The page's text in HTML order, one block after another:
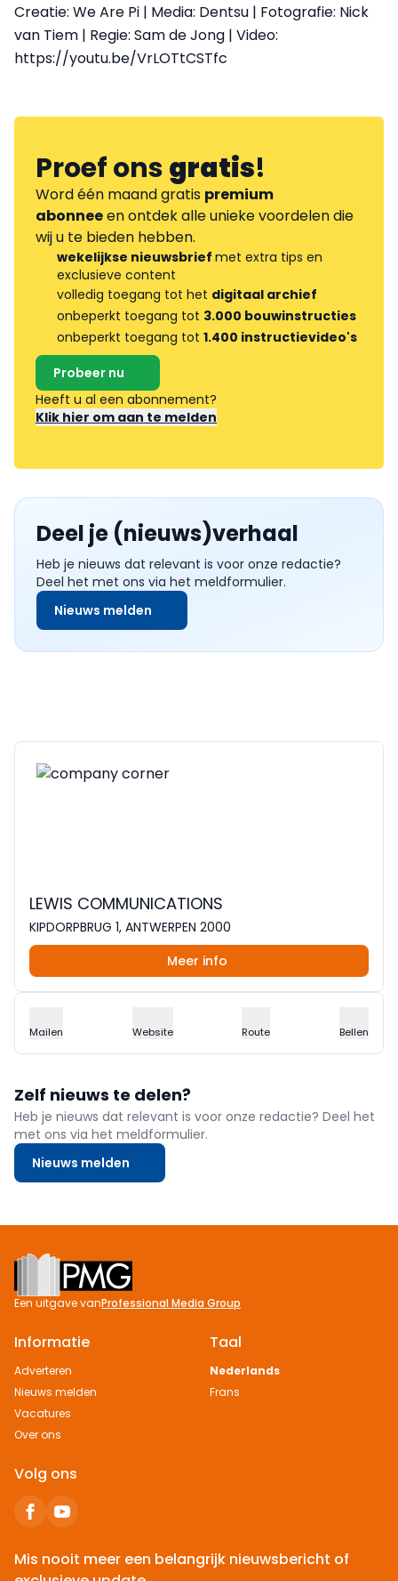
Creatie: We Are Pi | Media: Dentsu | Fotografie: Nick
van Tiem | Regie: Sam de Jong | Video:
https://youtu.be/VrLOTtCSTfc
Proef onsgratis!
Word één maand gratis premium
abonneeen ontdek alle unieke voordelen die
wij u te bieden hebben.
wekelijkse nieuwsbrief met extra tips en
exclusieve content
volledig toegang tot het digitaal archief
onbeperkt toegang tot 3.000 bouwinstructies
onbeperkt toegang tot 1.400 instructievideo's
Probeer nu
Heeft u al een abonnement?
Klik hier om aan te melden
Deel je (nieuws)verhaal
Heb je nieuws dat relevant is voor onze redactie?
Deel het met ons via het meldformulier.
Nieuws melden
LEWIS COMMUNICATIONS
KIPDORPBRUG 1, ANTWERPEN 2000
Meer info
Mailen Website Route Bellen
Zelf nieuws te delen?
Heb je nieuws dat relevant is voor onze redactie? Deel het
met ons via het meldformulier.
Nieuws melden
Footer
Een uitgave vanProfessional Media Group
Informatie
Adverteren
Nieuws melden
Vacatures
Over ons
Taal
Nederlands
Frans
Volg ons
Mis nooit meer een belangrijk nieuwsbericht of